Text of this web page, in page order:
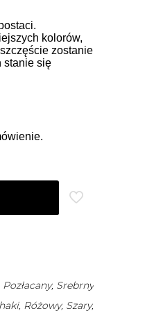
kolorów,
zostanie
stanie się
Pozłacany, Srebrny
Różowy, Szary,